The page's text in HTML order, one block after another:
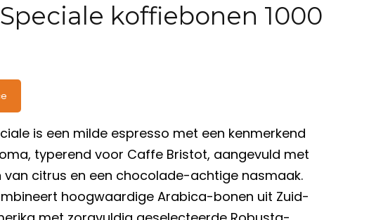
koffiebonen 1000
is een milde espresso met een kenmerkend
typerend voor Caffe Bristot, aangevuld met
van citrus en een chocolade-achtige nasmaak.
hoogwaardige Arabica-bonen uit Zuid-